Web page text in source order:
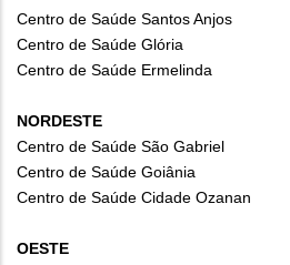
Centro de Saúde Santos Anjos
Centro de Saúde Glória
Centro de Saúde Ermelinda
NORDESTE
Centro de Saúde São Gabriel
Centro de Saúde Goiânia
Centro de Saúde Cidade Ozanan
OESTE